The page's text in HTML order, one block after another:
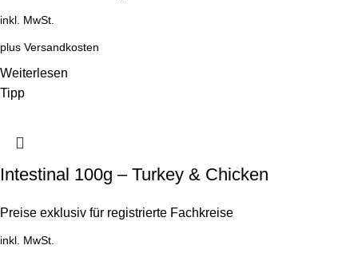
inkl. MwSt.
plus Versandkosten
Weiterlesen
Tipp
Intestinal 100g – Turkey & Chicken
Preise exklusiv für registrierte Fachkreise
inkl. MwSt.